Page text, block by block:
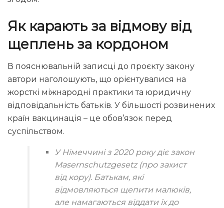
Як карають за відмову від
щеплень за кордоном
В пояснювальній записці до проєкту закону
автори наголошують, що орієнтувалися на
жорсткі міжнародні практики та юридичну
відповідальність батьків. У більшості розвинених
країн вакцинація – це обов’язок перед
суспільством.
У Німеччиніз 2020 року діє закон
Masernschutzgesetz(про захист
від кору). Батькам, які
відмовляються щепити малюків,
але намагаються віддати їх до